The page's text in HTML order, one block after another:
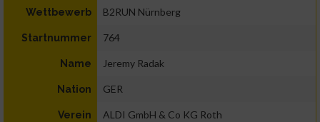
Wettbewerb B2RUN Nürnberg
Startnummer 764
Name Jeremy Radak
Nation GER
Verein ALDI GmbH & Co KG Roth